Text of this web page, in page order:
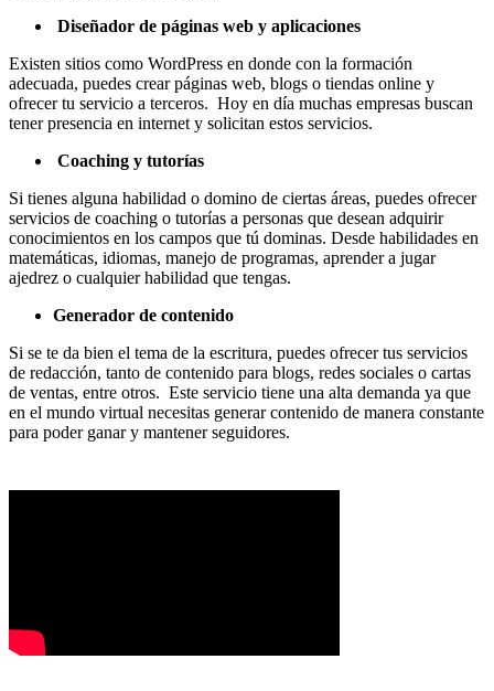
Diseñador de páginas web y aplicaciones
Existen sitios como WordPress en donde con la formación
adecuada, puedes crear páginas web, blogs o tiendas online y
ofrecer tu servicio a terceros. Hoy en día muchas empresas buscan
tener presencia en internet y solicitan estos servicios.
Coaching y tutorías
Si tienes alguna habilidad o domino de ciertas áreas, puedes ofrecer
servicios de coaching o tutorías a personas que desean adquirir
conocimientos en los campos que tú dominas. Desde habilidades en
matemáticas, idiomas, manejo de programas, aprender a jugar
ajedrez o cualquier habilidad que tengas.
Generador de contenido
Si se te da bien el tema de la escritura, puedes ofrecer tus servicios
de redacción, tanto de contenido para blogs, redes sociales o cartas
de ventas, entre otros. Este servicio tiene una alta demanda ya que
en el mundo virtual necesitas generar contenido de manera constante
para poder ganar y mantener seguidores.